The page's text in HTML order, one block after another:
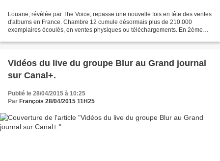
Louane, révélée par The Voice, repasse une nouvelle fois en tête des ventes
d'albums en France. Chambre 12 cumule désormais plus de 210.000
exemplaires écoulés, en ventes physiques ou téléchargements. En 2ème
Vidéos du live du groupe Blur au Grand journal
sur Canal+.
Publié le 28/04/2015 à 10:25
Par François 28/04/2015 11H25